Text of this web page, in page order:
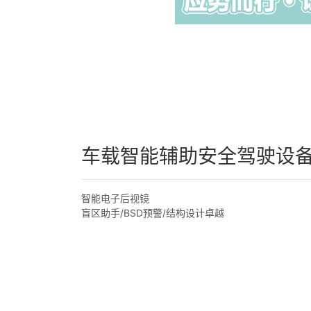
车载智能辅助安全驾驶设
智能电子后视镜
盲区助手/BSD预警/结构设计卓越